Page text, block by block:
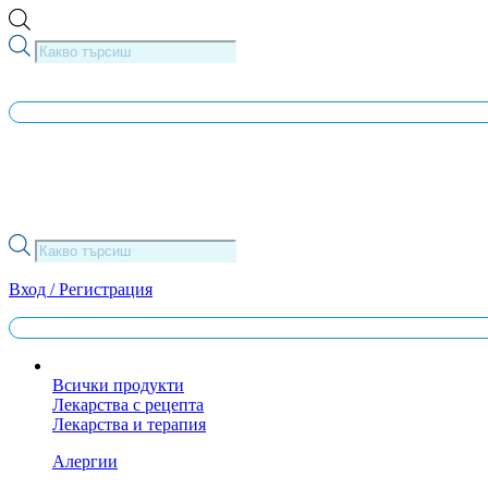
Skip
to
content
Products
search
Products
search
Вход / Регистрация
Всички продукти
Лекарства с рецепта
Лекарства и терапия
Алергии